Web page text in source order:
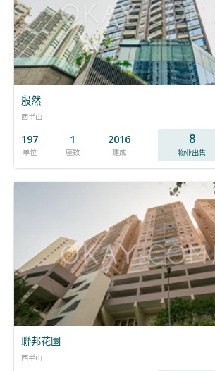
殷然
西半山
197
单位
1
座数
2016
建成
8
物业出售
聯邦花園
西半山